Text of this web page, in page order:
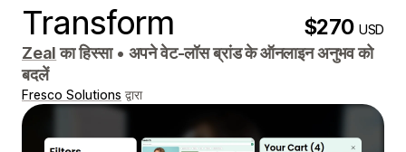
Transform $270USD
Zealका हिस्सा • अपने वेट-लॉस ब्रांड के ऑनलाइन अनुभव को
बदलें
Fresco Solutions द्वारा